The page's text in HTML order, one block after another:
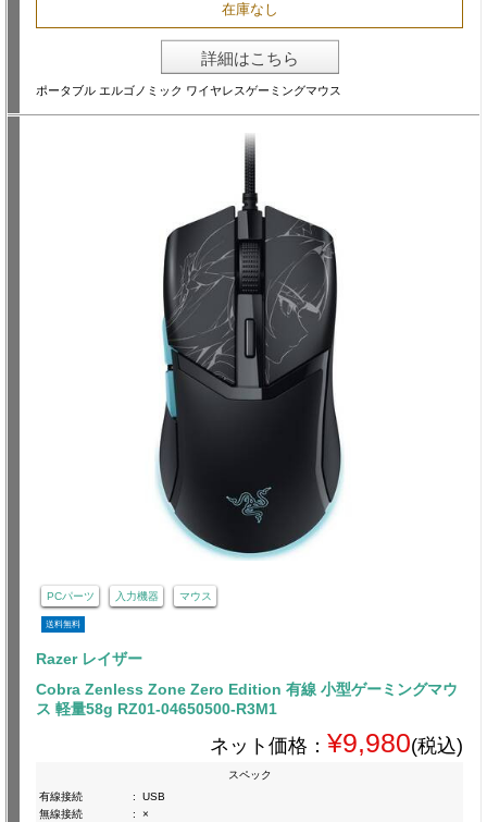
在庫なし
詳細はこちら
ポータブル エルゴノミック ワイヤレスゲーミングマウス
PCパーツ 入力機器 マウス
送料無料
Razer レイザー
Cobra Zenless Zone Zero Edition 有線 小型ゲーミングマウ
ス 軽量58g RZ01-04650500-R3M1
ネット価格： ¥9,980(税込)
スペック
有線接続
:
USB
無線接続
:
×